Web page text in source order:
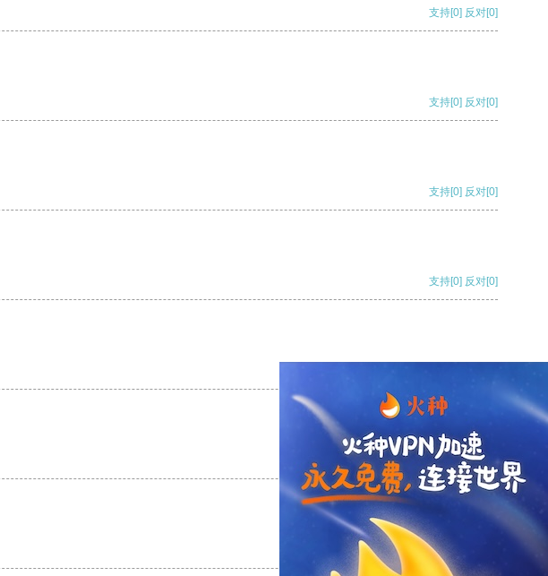
支持[0] 反对[0]
支持[0] 反对[0]
支持[0] 反对[0]
支持[0] 反对[0]
支持 [0] 反对 [0]
支持